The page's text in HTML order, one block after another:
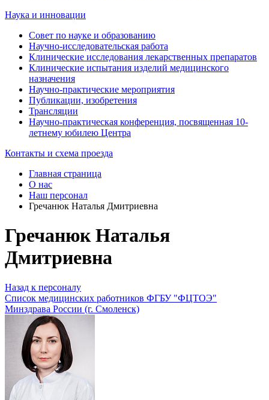
Наука и инновации
Совет по науке и образованию
Научно-исследовательская работа
Клинические исследования лекарственных препаратов
Клинические испытания изделий медицинского
назначения
Научно-практические мероприятия
Публикации, изобретения
Трансляции
Научно-практическая конференция, посвященная 10-
летнему юбилею Центра
Контакты и схема проезда
Главная страница
О нас
Наш персонал
Гречанюк Наталья Дмитриевна
Гречанюк Наталья
Дмитриевна
Назад к персоналу
Список медицинских работников ФГБУ "ФЦТОЭ"
Минздрава России (г. Смоленск)